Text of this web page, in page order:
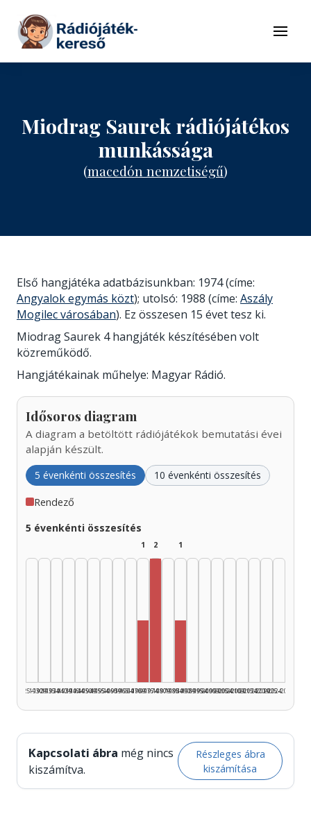
Tovább a tartalomhoz
Menü
Miodrag Saurek rádiójátékos
munkássága
(macedón nemzetiségű)
Első hangjátéka adatbázisunkban: 1974 (címe:
Angyalok egymás közt); utolsó: 1988 (címe: Aszály
Mogilec városában). Ez összesen 15 évet tesz ki.
Miodrag Saurek 4 hangjáték készítésében volt
közreműködő.
Hangjátékainak műhelye: Magyar Rádió.
Idősoros diagram
A diagram a betöltött rádiójátékok bemutatási évei
alapján készült.
5 évenkénti összesítés 10 évenkénti összesítés
Rendező
5 évenkénti összesítés
1925–1929
1930–1934
1935–1939
1940–1944
1945–1949
1950–1954
1955–1959
1960–1964
1965–1969
1
1970–1974
2
1975–1979
1980–1984
1
1985–1989
1990–1994
1995–1999
2000–2004
2005–2009
2010–2014
2015–2019
2020–2024
2025–2026
Kapcsolati ábra még nincs
kiszámítva.
Részleges ábra
kiszámítása